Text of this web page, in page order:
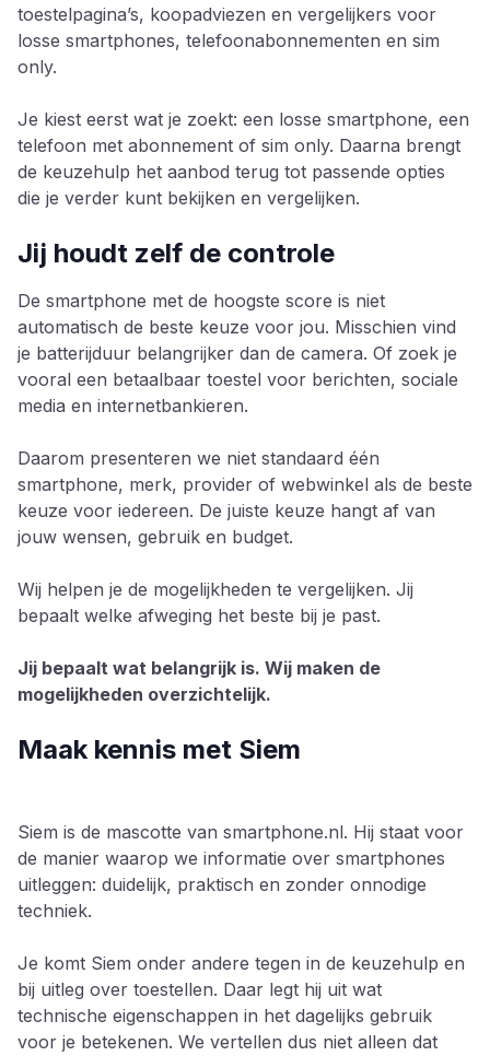
toestelpagina’s, koopadviezen en vergelijkers voor
losse smartphones, telefoonabonnementen en sim
only.
Je kiest eerst wat je zoekt: een losse smartphone, een
telefoon met abonnement of sim only. Daarna brengt
de keuzehulp het aanbod terug tot passende opties
die je verder kunt bekijken en vergelijken.
Jij houdt zelf de controle
De smartphone met de hoogste score is niet
automatisch de beste keuze voor jou. Misschien vind
je batterijduur belangrijker dan de camera. Of zoek je
vooral een betaalbaar toestel voor berichten, sociale
media en internetbankieren.
Daarom presenteren we niet standaard één
smartphone, merk, provider of webwinkel als de beste
keuze voor iedereen. De juiste keuze hangt af van
jouw wensen, gebruik en budget.
Wij helpen je de mogelijkheden te vergelijken. Jij
bepaalt welke afweging het beste bij je past.
Jij bepaalt wat belangrijk is. Wij maken de
mogelijkheden overzichtelijk.
Maak kennis met Siem
Siem is de mascotte van smartphone.nl. Hij staat voor
de manier waarop we informatie over smartphones
uitleggen: duidelijk, praktisch en zonder onnodige
techniek.
Je komt Siem onder andere tegen in de keuzehulp en
bij uitleg over toestellen. Daar legt hij uit wat
technische eigenschappen in het dagelijks gebruik
voor je betekenen. We vertellen dus niet alleen dat